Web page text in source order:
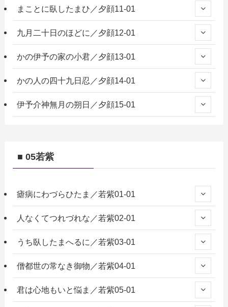
まことに臥したまひ／夕顔11-01
九月二十日のほどに／夕顔12-01
かの伊予の家の小君／夕顔13-01
かの人の四十九日忍／夕顔14-01
伊予介神無月の朔日／夕顔15-01
■ 05若紫
瘧病にわづらひたま／若紫01-01
人なくてつれづれな／若紫02-01
うち臥したまへるに／若紫03-01
僧都世の常なき御物／若紫04-01
君は心地もいと悩ま／若紫05-01